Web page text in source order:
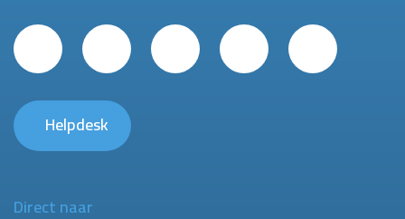
Helpdesk
Direct naar